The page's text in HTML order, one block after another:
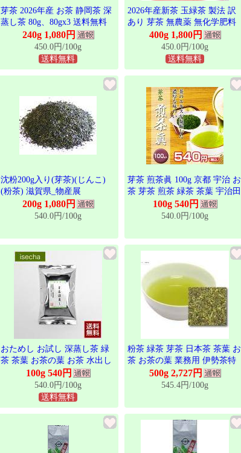
芽茶 2026年産 お茶 静岡茶 深
蒸し茶 80g、80gx3 送料無料
240g 1,080円
450.0円/100g
送料無料
2026年産新茶 玉緑茶 製法 訳
あり 芽茶 無農薬 無化学肥料
栽培茶「芽茶」 1袋 約400g *
ゆうパケット便送料込
400g 1,800円
450.0円/100g
送料無料
沈粉200g入り(芽茶)(じんこ)
(粉茶) 滋賀県_物産展
200g 1,080円
540.0円/100g
芽茶 煎茶眞 100g 京都 宇治 お
茶 芽茶 煎茶 緑茶 茶葉 宇治田
原製茶場 ギフト 贈答 進物 職
場 茶葉 ご挨拶 お中元
100g 540円
540.0円/100g
おためし お試し 深蒸し茶 緑
茶 茶葉 お茶の葉 お茶 水出し
伊勢茶 芽茶 深蒸し 100g メー
ル便 送料無料 伊勢 丸中製茶
100g 540円
540.0円/100g
送料無料
粉茶 緑茶 芽茶 日本茶 茶葉 お
茶 お茶の葉 業務用 伊勢茶特
上粉茶 500g
500g 2,727円
545.4円/100g